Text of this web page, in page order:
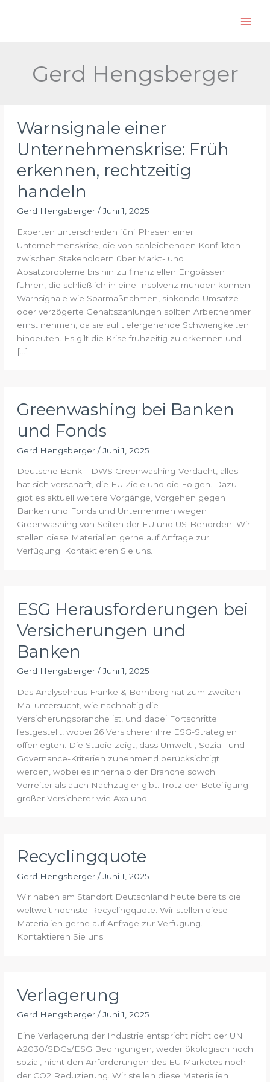
Gerd Hengsberger
Warnsignale einer
Unternehmenskrise: Früh
erkennen, rechtzeitig
handeln
Gerd Hengsberger /Juni 1, 2025
Experten unterscheiden fünf Phasen einer
Unternehmenskrise, die von schleichenden Konflikten
zwischen Stakeholdern über Markt- und
Absatzprobleme bis hin zu finanziellen Engpässen
führen, die schließlich in eine Insolvenz münden können.
Warnsignale wie Sparmaßnahmen, sinkende Umsätze
oder verzögerte Gehaltszahlungen sollten Arbeitnehmer
ernst nehmen, da sie auf tiefergehende Schwierigkeiten
hindeuten. Es gilt die Krise frühzeitig zu erkennen und
[…]
Greenwashing bei Banken
und Fonds
Gerd Hengsberger /Juni 1, 2025
Deutsche Bank – DWS Greenwashing-Verdacht, alles
hat sich verschärft, die EU Ziele und die Folgen. Dazu
gibt es aktuell weitere Vorgänge, Vorgehen gegen
Banken und Fonds und Unternehmen wegen
Greenwashing von Seiten der EU und US-Behörden. Wir
stellen diese Materialien gerne auf Anfrage zur
Verfügung. Kontaktieren Sie uns.
ESG Herausforderungen bei
Versicherungen und
Banken
Gerd Hengsberger /Juni 1, 2025
Das Analysehaus Franke & Bornberg hat zum zweiten
Mal untersucht, wie nachhaltig die
Versicherungsbranche ist, und dabei Fortschritte
festgestellt, wobei 26 Versicherer ihre ESG-Strategien
offenlegten. Die Studie zeigt, dass Umwelt-, Sozial- und
Governance-Kriterien zunehmend berücksichtigt
werden, wobei es innerhalb der Branche sowohl
Vorreiter als auch Nachzügler gibt. Trotz der Beteiligung
großer Versicherer wie Axa und
Recyclingquote
Gerd Hengsberger /Juni 1, 2025
Wir haben am Standort Deutschland heute bereits die
weltweit höchste Recyclingquote. Wir stellen diese
Materialien gerne auf Anfrage zur Verfügung.
Kontaktieren Sie uns.
Verlagerung
Gerd Hengsberger /Juni 1, 2025
Eine Verlagerung der Industrie entspricht nicht der UN
A2030/SDGs/ESG Bedingungen, weder ökologisch noch
sozial, nicht den Anforderungen des EU Marketes noch
der CO2 Reduzierung. Wir stellen diese Materialien